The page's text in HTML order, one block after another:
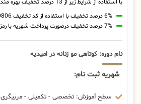
با استفاده از شرایط زیر از 13 درصد تخفیف بهره مند شوید.
6% درصد تخفیف با استفاده از کد تخفیف 20806
7% درصد تخفیف درصورت پرداخت شهریه با رمزارز
نام دوره: کوتاهی مو زنانه در امیدیه
شهریه ثبت نام:
سطح آموزش: تخصصی - تکمیلی - مربیگری